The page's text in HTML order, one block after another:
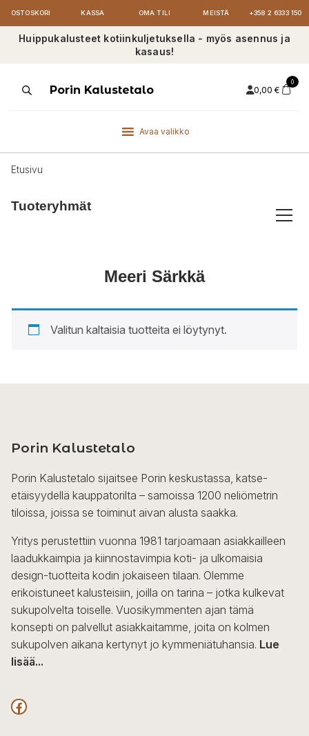
OSTOSKORI KASSA OMA TILI MEISTÄ +358 2 6333 150
Huippukalusteet kotiinkuljetuksella - myös asennus ja
kasaus!
ProductsPorin Kalustetalo 0,00 €
0
Avaa valikko
Etusivu
Tuoteryhmät
Meeri Särkkä
Valitun kaltaisia tuotteita ei löytynyt.
Porin Kalustetalo
Porin Kalustetalo sijaitsee Porin keskustassa, katse-
etäisyydellä kauppatorilta – samoissa 1200 neliömetrin
tiloissa, joissa se toiminut aivan alusta saakka.
Yritys perustettiin vuonna 1981 tarjoamaan asiakkailleen
laadukkaimpia ja kiinnostavimpia koti- ja ulkomaisia
design-tuotteita kodin jokaiseen tilaan. Olemme
erikoistuneet kalusteisiin, joilla on tarina – jotka kulkevat
sukupolvelta toiselle. Vuosikymmenten ajan tämä
konsepti on palvellut asiakkaitamme, joita on kolmen
sukupolven aikana kertynyt jo kymmeniätuhansia. Lue
lisää...
F